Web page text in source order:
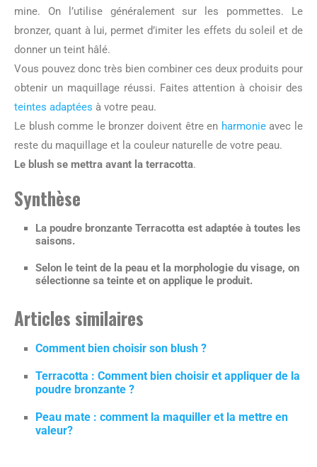
mine. On l’utilise généralement sur les pommettes. Le
bronzer, quant à lui, permet d’imiter les effets du soleil et de
donner un teint hâlé.
Vous pouvez donc très bien combiner ces deux produits pour
obtenir un maquillage réussi. Faites attention à choisir des
teintes adaptées à votre peau.
Le blush comme le bronzer doivent être en harmonieavec le
reste du maquillage et la couleur naturelle de votre peau.
Le blush se mettra avant la terracotta.
Synthèse
La poudre bronzante Terracotta est adaptée à toutes les
saisons.
Selon le teint de la peau et la morphologie du visage, on
sélectionne sa teinte et on applique le produit.
Articles similaires
Comment bien choisir son blush ?
Terracotta : Comment bien choisir et appliquer de la
poudre bronzante ?
Peau mate : comment la maquiller et la mettre en
valeur?